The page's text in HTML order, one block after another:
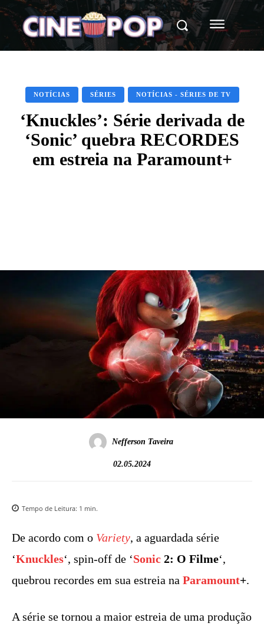
NOTÍCIAS SÉRIES NOTÍCIAS - SÉRIES DE TV
‘Knuckles’: Série derivada de
‘Sonic’ quebra RECORDES
em estreia na Paramount+
Nefferson Taveira
02.05.2024
Tempo de Leitura: 1 min.
De acordo com o Variety, a aguardada série
‘Knuckles‘, spin-off de ‘Sonic 2: O Filme‘,
quebrou recordes em sua estreia na Paramount+.
A série se tornou a maior estreia de uma produção